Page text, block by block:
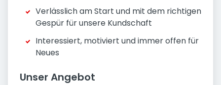
Verlässlich am Start und mit dem richtigen
Gespür für unsere Kundschaft
Interessiert, motiviert und immer offen für
Neues
Unser Angebot